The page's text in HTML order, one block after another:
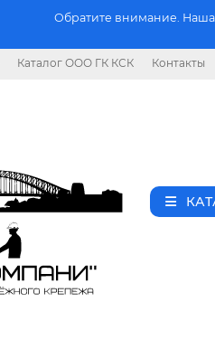
Обратите внимание. Наша
Каталог ООО ГК КСК Контакты